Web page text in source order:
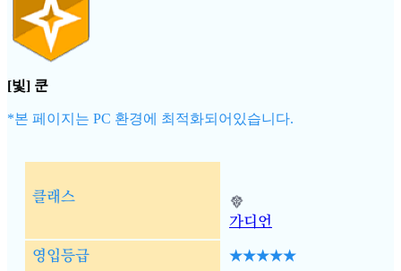
[빛] 쿤
*본 페이지는 PC 환경에 최적화되어있습니다.
클래스
가디언
영입등급 ★★★★★